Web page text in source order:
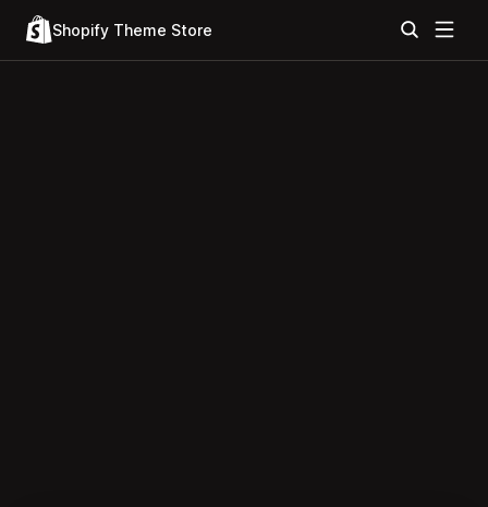
Shopify Theme Store